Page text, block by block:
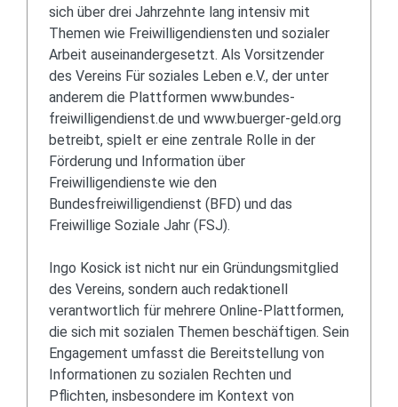
sich über drei Jahrzehnte lang intensiv mit
Themen wie Freiwilligendiensten und sozialer
Arbeit auseinandergesetzt. Als Vorsitzender
des Vereins Für soziales Leben e.V., der unter
anderem die Plattformen www.bundes-
freiwilligendienst.de und www.buerger-geld.org
betreibt, spielt er eine zentrale Rolle in der
Förderung und Information über
Freiwilligendienste wie den
Bundesfreiwilligendienst (BFD) und das
Freiwillige Soziale Jahr (FSJ).
Ingo Kosick ist nicht nur ein Gründungsmitglied
des Vereins, sondern auch redaktionell
verantwortlich für mehrere Online-Plattformen,
die sich mit sozialen Themen beschäftigen. Sein
Engagement umfasst die Bereitstellung von
Informationen zu sozialen Rechten und
Pflichten, insbesondere im Kontext von